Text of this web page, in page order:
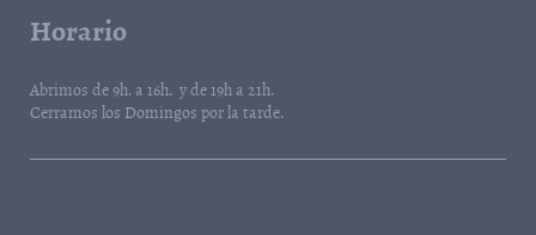
Horario
Abrimos de 9h. a 16h. y de 19h a 21h.
Cerramos los Domingos por la tarde.